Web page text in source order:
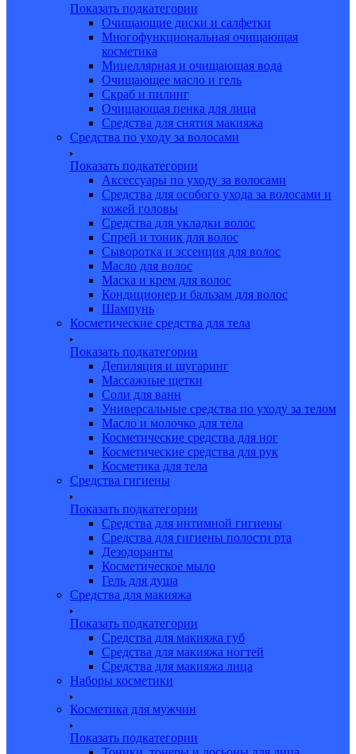
Показать подкатегории
Очищающие диски и салфетки
Многофункциональная очищающая
косметика
Мицеллярная и очищающая вода
Очищающее масло и гель
Скраб и пилинг
Очищающая пенка для лица
Средства для снятия макияжа
Средства по уходу за волосами
Показать подкатегории
Аксессуары по уходу за волосами
Средства для особого ухода за волосами и
кожей головы
Средства для укладки волос
Спрей и тоник для волос
Сыворотка и эссенция для волос
Масло для волос
Маска и крем для волос
Кондиционер и бальзам для волос
Шампунь
Косметические средства для тела
Показать подкатегории
Депиляция и шугаринг
Массажные щетки
Соли для ванн
Универсальные средства по уходу за телом
Масло и молочко для тела
Косметические средства для ног
Косметические средства для рук
Косметика для тела
Средства гигиены
Показать подкатегории
Средства для интимной гигиены
Средства для гигиены полости рта
Дезодоранты
Косметическое мыло
Гель для душа
Средства для макияжа
Показать подкатегории
Средства для макияжа губ
Средства для макияжа ногтей
Средства для макияжа лица
Наборы косметики
Косметика для мужчин
Показать подкатегории